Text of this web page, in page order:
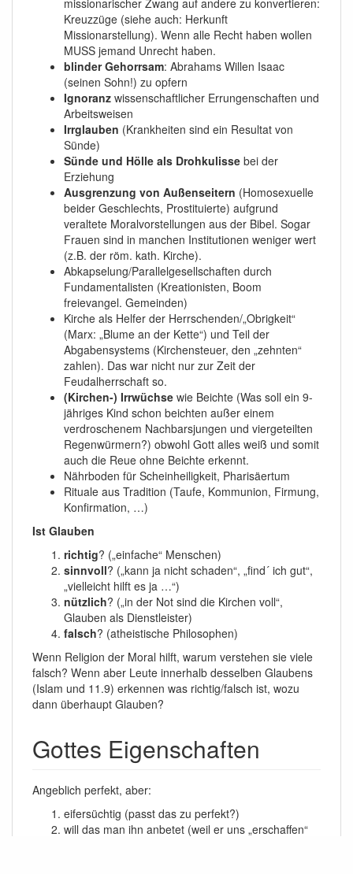
Kreuzzüge (siehe auch: Herkunft
Missionarstellung). Wenn alle Recht haben wollen
MUSS jemand Unrecht haben.
blinder Gehorrsam: Abrahams Willen Isaac
(seinen Sohn!) zu opfern
Ignoranz wissenschaftlicher Errungenschaften und
Arbeitsweisen
Irrglauben (Krankheiten sind ein Resultat von
Sünde)
Sünde und Hölle als Drohkulisse bei der
Erziehung
Ausgrenzung von Außenseitern (Homosexuelle
beider Geschlechts, Prostituierte) aufgrund
veraltete Moralvorstellungen aus der Bibel. Sogar
Frauen sind in manchen Institutionen weniger wert
(z.B. der röm. kath. Kirche).
Abkapselung/Parallelgesellschaften durch
Fundamentalisten (Kreationisten, Boom
freievangel. Gemeinden)
Kirche als Helfer der Herrschenden/„Obrigkeit“
(Marx: „Blume an der Kette“) und Teil der
Abgabensystems (Kirchensteuer, den „zehnten“
zahlen). Das war nicht nur zur Zeit der
Feudalherrschaft so.
(Kirchen-) Irrwüchse wie Beichte (Was soll ein 9-
jähriges Kind schon beichten außer einem
verdroschenem Nachbarsjungen und viergeteilten
Regenwürmern?) obwohl Gott alles weiß und somit
auch die Reue ohne Beichte erkennt.
Nährboden für Scheinheiligkeit, Pharisäertum
Rituale aus Tradition (Taufe, Kommunion, Firmung,
Konfirmation, …)
Ist Glauben
richtig? („einfache“ Menschen)
sinnvoll? („kann ja nicht schaden“, „find´ ich gut“,
„vielleicht hilft es ja …“)
nützlich? („in der Not sind die Kirchen voll“,
Glauben als Dienstleister)
falsch? (atheistische Philosophen)
Wenn Religion der Moral hilft, warum verstehen sie viele
falsch? Wenn aber Leute innerhalb desselben Glaubens
(Islam und 11.9) erkennen was richtig/falsch ist, wozu
dann überhaupt Glauben?
Gottes Eigenschaften
Angeblich perfekt, aber:
eifersüchtig (passt das zu perfekt?)
will das man ihn anbetet (weil er uns „erschaffen“